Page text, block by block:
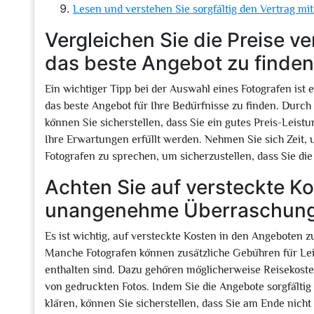
Lesen und verstehen Sie sorgfältig den Vertrag
Vergleichen Sie die Preise
das beste Angebot zu
Ein wichtiger Tipp bei der Auswahl eines Fotografen ist
das beste Angebot für Ihre Bedürfnisse zu finden.
können Sie sicherstellen, dass Sie ein gutes Preis-
Ihre Erwartungen erfüllt werden. Nehmen Sie sich
Fotografen zu sprechen, um sicherzustellen, dass Sie
Achten Sie auf versteckte
unangenehme
Es ist wichtig, auf versteckte Kosten in den Angeboten
Manche Fotografen können zusätzliche Gebühren für
enthalten sind. Dazu gehören möglicherweise
von gedruckten Fotos. Indem Sie die Angebote
klären, können Sie sicherstellen, dass Sie am Ende